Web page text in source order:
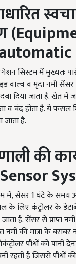
सिस्टम में मुख्यतः
वाल्व व मृदा नमी
दिया जाता है. खेत में
व बंद होता है. ये फसल
जाता है.
की
में, सेंसर 1 घंटे के समय
के लिए कंट्रोलर के
है. सेंसर से प्राप्त
नमी की मात्रा के
पौधों को
है जिससे पौधों की